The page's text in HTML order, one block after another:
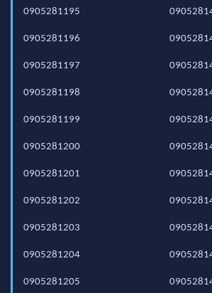
0905281195
0905281196
0905281197
0905281198
0905281199
0905281200
0905281201
0905281202
0905281203
0905281204
0905281205